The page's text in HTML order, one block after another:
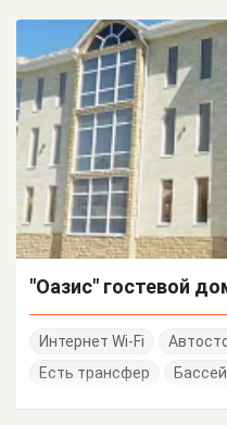
"Оазис" гостевой
Интернет Wi-Fi
Есть трансфер